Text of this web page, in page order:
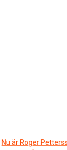
Nu är Roger